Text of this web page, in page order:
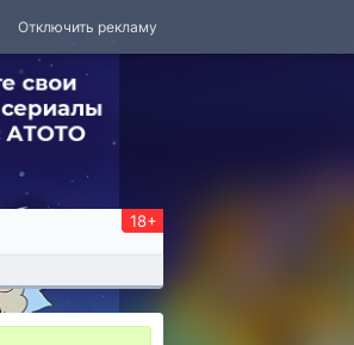
Отключить рекламу
18+